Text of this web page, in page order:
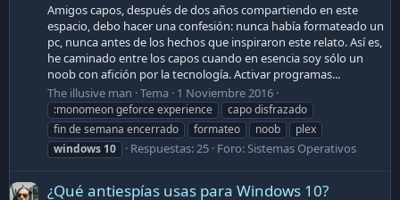
Amigos capos, después de dos años compartiendo en este
espacio, debo hacer una confesión: nunca había formateado un
pc, nunca antes de los hechos que inspiraron este relato. Así es,
he caminado entre los capos cuando en esencia soy sólo un
noob con afición por la tecnología. Activar programas...
The illusive man Tema 1 Noviembre 2016
:monomeon geforce experience
capo disfrazado
fin de semana encerrado
formateo noob
plex
windows 10 Respuestas: 25 Foro:Sistemas Operativos
¿Qué antiespías usas para Windows 10?